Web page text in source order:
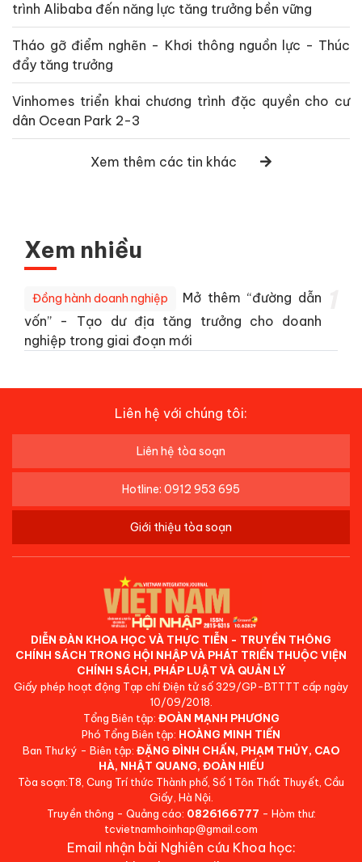
trình Alibaba đến năng lực tăng trưởng bền vững
Tháo gỡ điểm nghẽn - Khơi thông nguồn lực - Thúc
đẩy tăng trưởng
Vinhomes triển khai chương trình đặc quyền cho cư
dân Ocean Park 2-3
Xem thêm các tin khác
Xem nhiều
Đồng hành doanh nghiệp
Mở thêm “đường dẫn
vốn” - Tạo dư địa tăng trưởng cho doanh
nghiệp trong giai đoạn mới
Liên hệ với chúng tôi:
Liên hệ tòa soạn
Hotline: 0912 953 695
Giới thiệu tòa soạn
DIỄN ĐÀN KHOA HỌC VÀ THỰC TIỄN - TRUYỀN THÔNG
CHÍNH SÁCH TRONG HỘI NHẬP VÀ PHÁT TRIỂN THUỘC VIỆN
CHÍNH SÁCH, PHÁP LUẬT VÀ QUẢN LÝ
Giấy phép hoạt động Tạp chí Điện tử số 329/GP-BTTTT cấp ngày
10/09/2018.
Tổng Biên tập: ĐOÀN MẠNH PHƯƠNG
Phó Tổng Biên tập: HOÀNG MINH TIẾN
Ban Thư ký - Biên tập: ĐẶNG ĐÌNH CHẤN, PHẠM THỦY, CAO
HÀ, NHẬT QUANG, ĐOÀN HIẾU
Tòa soạn:T8, Cung Trí thức Thành phố, Số 1 Tôn Thất Thuyết, Cầu
Giấy, Hà Nội.
Truyền thông - Quảng cáo: 0826166777 - Hòm thư:
tcvietnamhoinhap@gmail.com
Email nhận bài Nghiên cứu Khoa học: